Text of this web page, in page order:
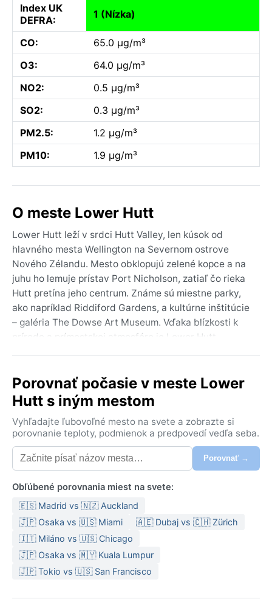
Index UK
DEFRA:
1 (Nízka)
CO:
65.0 µg/m³
O3:
64.0 µg/m³
NO2:
0.5 µg/m³
SO2:
0.3 µg/m³
PM2.5:
1.2 µg/m³
PM10:
1.9 µg/m³
O meste Lower Hutt
Lower Hutt leží v srdci Hutt Valley, len kúsok od
hlavného mesta Wellington na Severnom ostrove
Nového Zélandu. Mesto obklopujú zelené kopce a na
juhu ho lemuje prístav Port Nicholson, zatiaľ čo rieka
Hutt pretína jeho centrum. Známe sú miestne parky,
ako napríklad Riddiford Gardens, a kultúrne inštitúcie
– galéria The Dowse Art Museum. Vďaka blízkosti k
prírode a prímestskej atmosfére je Lower Hutt
vymoženosti Wellingtonu.
Podľa Köppenovej klasifikácie patrí Lower Hutt do
oceánskeho podnebného pásma Cfb. Letá (december
až február) sú mierne teplé, s priemernými maximami
okolo 20 °C, a zimy (jún až august) chladné a vlhké, s
teplotami medzi 6 a 12 °C. Zrážky sú rozložené
pomerne rovnomerne počas celého roka – ani mesiac
nie je výrazne suchý. Vlhkosť býva zvýšená, najmä v
zime, keď sa častejšie vyskytuje hustá ranná hmla v
údolí. Pri balení netreba zabudnúť na nepremokavú
bundu a vrstvené oblečenie – vietor a dážď dokážu
Najlepším obdobím na návštevu z hľadiska počasia je
Porovnať počasie v meste Lower
Hutt s iným mestom
Vyhľadajte ľubovoľné mesto na svete a zobrazte si
porovnanie teploty, podmienok a predpovedí vedľa seba.
Porovnať →
Obľúbené porovnania miest na svete:
🇪🇸 Madrid vs 🇳🇿 Auckland
🇯🇵 Osaka vs 🇺🇸 Miami
🇦🇪 Dubaj vs 🇨🇭 Zürich
🇮🇹 Miláno vs 🇺🇸 Chicago
🇯🇵 Osaka vs 🇲🇾 Kuala Lumpur
🇯🇵 Tokio vs 🇺🇸 San Francisco